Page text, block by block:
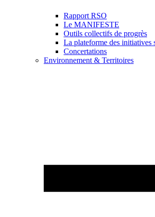
Rapport RSO
Le MANIFESTE
Outils collectifs de progrès
La plateforme des initiatives
Concertations
Environnement & Territoires